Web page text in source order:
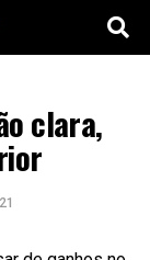
clara,